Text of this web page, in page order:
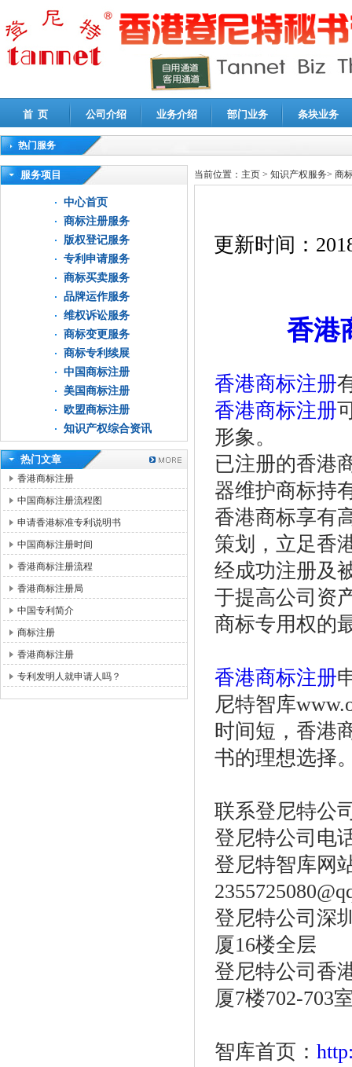
首 页 公司介绍 业务介绍 部门业务 条块业务
热门服务
高新技术企业认定审计|企业所得税汇算清缴申报鉴证
服务项目
中心首页
商标注册服务
版权登记服务
专利申请服务
商标买卖服务
品牌运作服务
维权诉讼服务
商标变更服务
商标专利续展
中国商标注册
美国商标注册
欧盟商标注册
知识产权综合资讯
热门文章
香港商标注册
中国商标注册流程图
申请香港标准专利说明书
中国商标注册时间
香港商标注册流程
香港商标注册局
中国专利简介
商标注册
香港商标注册
专利发明人就申请人吗？
当前位置： 主页 > 知识产权服务> 商
更新时间：
香港
香港商标注册
香港商标注册
形象。
已注册的香港
器维护商标持
香港商标享有
策划，立足香
经成功注册及
于提高公司资
商标专用权的
香港商标注册
尼特智库
时间短，香港
书的理想选择
联系登尼特公
登尼特公司电
登尼特智库网
登尼特公司深
厦16楼全层
登尼特公司香
厦7楼702-703
智库首页：